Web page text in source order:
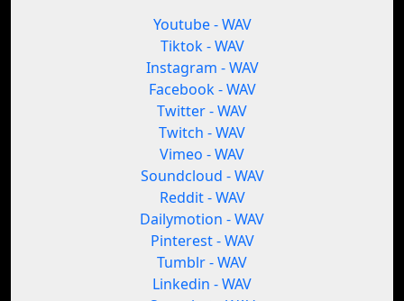
Youtube - WAV
Tiktok - WAV
Instagram - WAV
Facebook - WAV
Twitter - WAV
Twitch - WAV
Vimeo - WAV
Soundcloud - WAV
Reddit - WAV
Dailymotion - WAV
Pinterest - WAV
Tumblr - WAV
Linkedin - WAV